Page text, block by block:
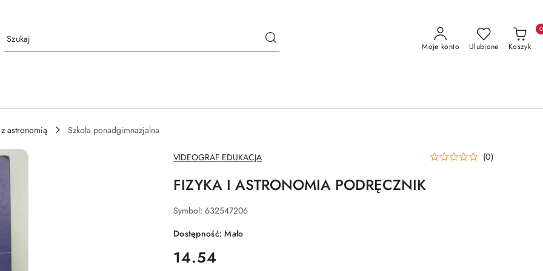
Moje konto Ulubione Koszyk
0
astronomią
Szkoła ponadgimnazjalna
NAZWA
PRODUCENTA:
VIDEOGRAF EDUKACJA (0)
FIZYKA I ASTRONOMIA PODRĘCZNIK
Symbol: 632547206
Dostępność:Mało
cena:
14.54